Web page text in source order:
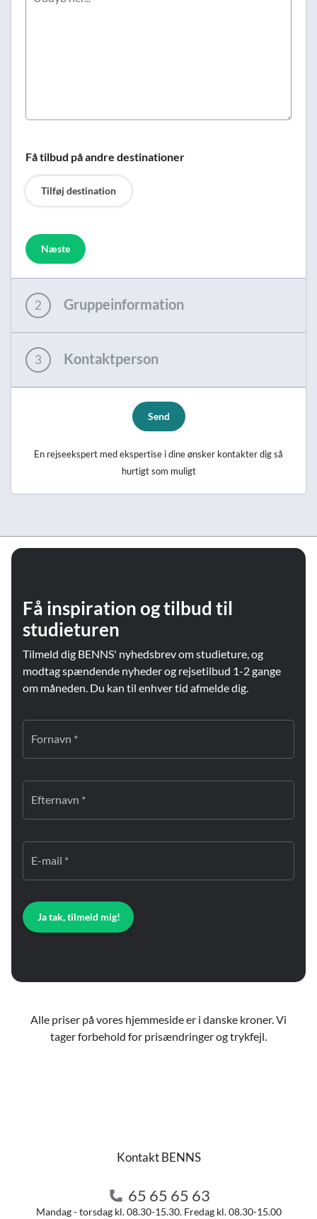
Få tilbud på andre destinationer
Tilføj destination
Næste
2 Gruppeinformation
3 Kontaktperson
Send
En rejseekspert med ekspertise i dine ønsker kontakter dig så
hurtigt som muligt
Få inspiration og tilbud til
studieturen
Tilmeld dig BENNS' nyhedsbrev om studieture, og
modtag spændende nyheder og rejsetilbud 1-2 gange
om måneden. Du kan til enhver tid afmelde dig.
Fornavn *
Efternavn *
E-mail *
Ja tak, tilmeld mig!
Alle priser på vores hjemmeside er i danske kroner. Vi
tager forbehold for prisændringer og trykfejl.
Kontakt BENNS
65 65 65 63
Mandag - torsdag kl. 08.30-15.30. Fredag kl. 08.30-15.00